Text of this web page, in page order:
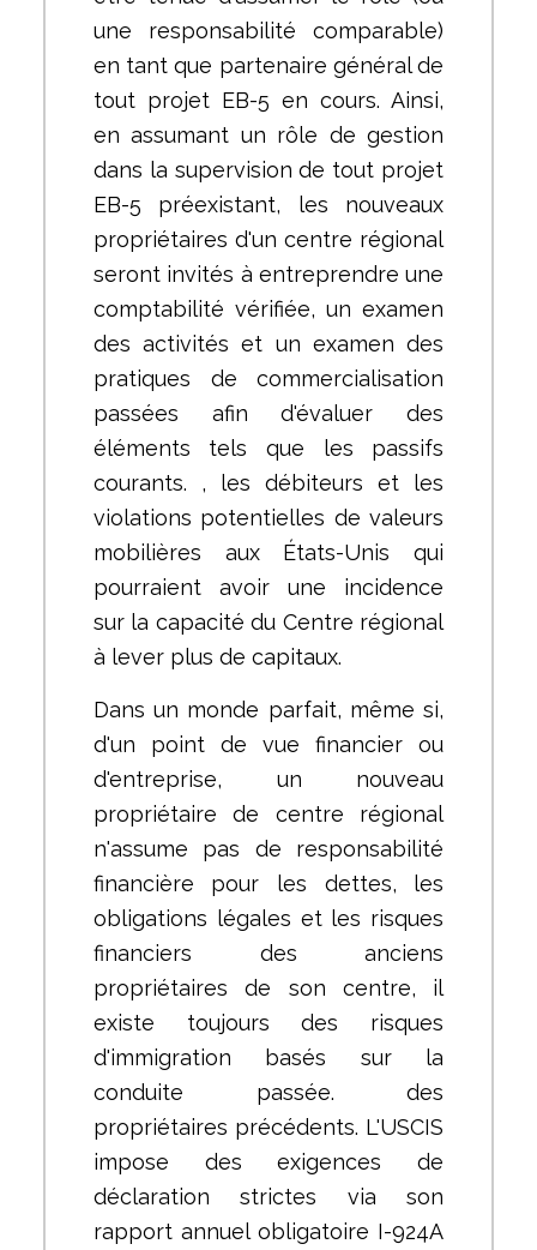
une responsabilité comparable)
en tant que partenaire général de
tout projet EB-5 en cours. Ainsi,
en assumant un rôle de gestion
dans la supervision de tout projet
EB-5 préexistant, les nouveaux
propriétaires d'un centre régional
seront invités à entreprendre une
comptabilité vérifiée, un examen
des activités et un examen des
pratiques de commercialisation
passées afin d'évaluer des
éléments tels que les passifs
courants. , les débiteurs et les
violations potentielles de valeurs
mobilières aux États-Unis qui
pourraient avoir une incidence
sur la capacité du Centre régional
à lever plus de capitaux.
Dans un monde parfait, même si,
d'un point de vue financier ou
d'entreprise, un nouveau
propriétaire de centre régional
n'assume pas de responsabilité
financière pour les dettes, les
obligations légales et les risques
financiers des anciens
propriétaires de son centre, il
existe toujours des risques
d'immigration basés sur la
conduite passée. des
propriétaires précédents. L'USCIS
impose des exigences de
déclaration strictes via son
rapport annuel obligatoire I-924A